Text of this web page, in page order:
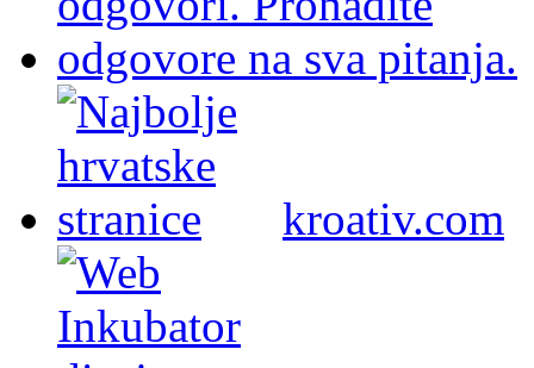
kroativ.com